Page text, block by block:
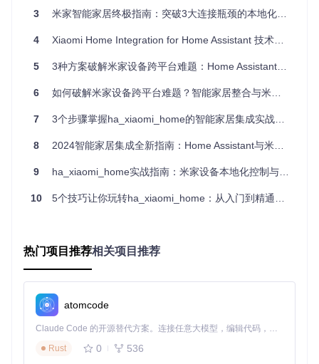
忧："这些设备每天收集大量家庭数据，我不知道这些信息会
被如何使用，是否存在泄露风险。"
方案解析：ha_xiaomi_home的核心优势
ha_xiaomi_home创新性地采用双模控制技术，让用户可以根
据实际需求灵活选择控制方式。
米中枢网关的环境或需要远程控制的场景。其架构如下：
本地控制模式则通过小米中枢网关在局域网内直接通信，不依
官方背书：兼容性与稳定性的保证
作为小米官方开发维护的集成组件，ha_xiaomi_home拥有其
他第三方集成无法比拟的优势。它支持300+品类的小米设备，
紧跟Home Assistant版本迭代，新功能快速上线。与普通第三
方集成通常支持不到50种设备相比，优势明显。
多账号管理：家庭共享的灵活解决方案
3 米家智能家居终极指南：突破3大连接瓶颈的本地化解决方案
4 Xiaomi Home Integration for Home Assistant 技术指南：从问题诊断到优化实施
5 3种方案破解米家设备跨平台难题：Home Assistant集成实战指南
6 如何破解米家设备跨平台难题？智能家居整合与米家设备控制完全指南
7 3个步骤掌握ha_xiaomi_home的智能家居集成实战指南
8 2024智能家居集成全新指南：Home Assistant与米家设备无缝联动
9 ha_xiaomi_home实战指南：米家设备本地化控制与多环境部署全攻略
10 5个技巧让你玩转ha_xiaomi_home：从入门到精通的智能家居集成指南
热门项目推荐相关项目推荐
atomcode
Claude Code 的开源替代方案。连接任意大模型，编辑代码，运行命令，自动验证 — 全自动执行。用 Rust 构建，极致性能。 ｜ An open-source alternative to Claude Code. Connect any LLM, edit code, run commands, and verify changes — autonomously. Built in Rust for speed. Get Started
Rust
0 536